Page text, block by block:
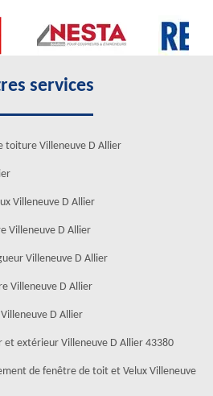
services
toiture Villeneuve D Allier
Villeneuve D Allier
Villeneuve D Allier
Villeneuve D Allier
Villeneuve D Allier
D Allier
extérieur Villeneuve D Allier 43380
de fenêtre de toit et Velux Villeneuve